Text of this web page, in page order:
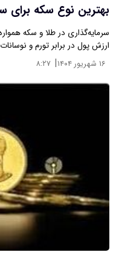
بهترین نوع سکه برای
سرمایه‌گذاری در طلا و سکه
ارزش پول در برابر تورم و
۱۶ شهریور ۱۴۰۴ | ۸:۲۷